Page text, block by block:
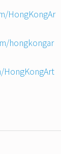
HongKongAr
hongkongar